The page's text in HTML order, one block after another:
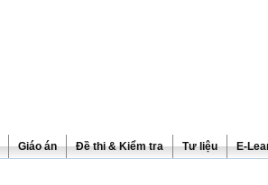
Giáo án Đề thi & Kiểm tra Tư liệu E-